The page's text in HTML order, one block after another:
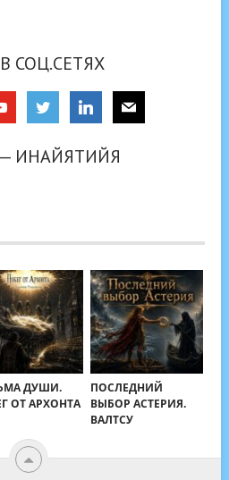
В СОЦ.СЕТЯХ
— ИНАЙЯТИЙЯ
ДУШИ.
ОТ АРХОНТА
ПОСЛЕДНИЙ
ВЫБОР АСТЕРИЯ.
ВАЛТСУ